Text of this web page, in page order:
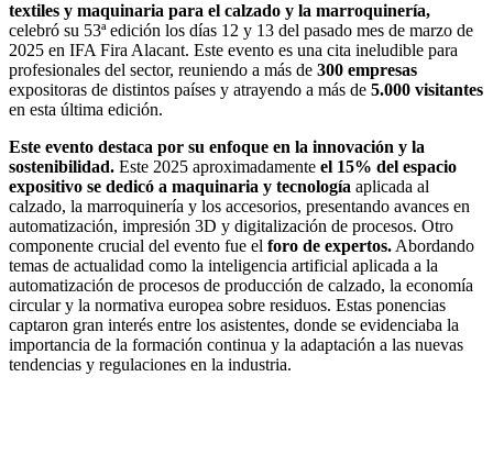
textiles y maquinaria para el calzado y la marroquinería,
celebró su 53ª edición los días 12 y 13 del pasado mes de marzo de
2025 en IFA Fira Alacant. Este evento es una cita ineludible para
profesionales del sector, reuniendo a más de 300 empresas
expositoras de distintos países y atrayendo a más de 5.000 visitantes
en esta última edición.
Este evento destaca por su enfoque en la innovación y la
sostenibilidad. Este 2025 aproximadamente el 15% del espacio
expositivo se dedicó a maquinaria y tecnología aplicada al
calzado, la marroquinería y los accesorios, presentando avances en
automatización, impresión 3D y digitalización de procesos. Otro
componente crucial del evento fue el foro de expertos. Abordando
temas de actualidad como la inteligencia artificial aplicada a la
automatización de procesos de producción de calzado, la economía
circular y la normativa europea sobre residuos. Estas ponencias
captaron gran interés entre los asistentes, donde se evidenciaba la
importancia de la formación continua y la adaptación a las nuevas
tendencias y regulaciones en la industria.